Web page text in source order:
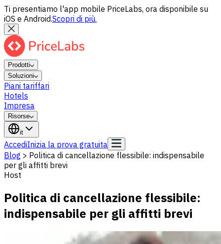
Ti presentiamo l'app mobile PriceLabs, ora disponibile su
iOS e Android.Scopri di più.
Prodotti
Soluzioni
Piani tariffari
Hotels
Impresa
Risorse
it
AccediInizia la prova gratuita
Blog > Politica di cancellazione flessibile: indispensabile
per gli affitti brevi
Host
Politica di cancellazione flessibile:
indispensabile per gli affitti brevi